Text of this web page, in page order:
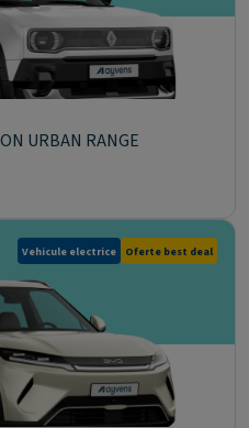
URBAN RANGE
Vehicule electrice Oferte best deal